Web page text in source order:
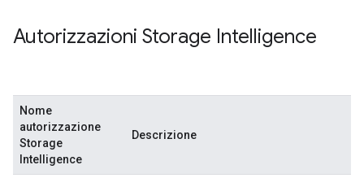
Autorizzazioni Storage Intelligence
Nome
autorizzazione
Storage
Intelligence
Descrizione